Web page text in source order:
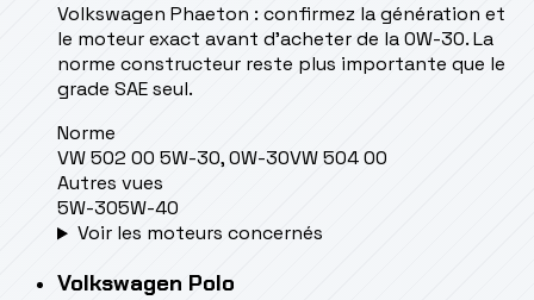
Volkswagen Phaeton : confirmez la génération et
le moteur exact avant d’acheter de la 0W-30. La
norme constructeur reste plus importante que le
grade SAE seul.
Norme
VW 502 00 5W-30, 0W-30VW 504 00
Autres vues
5W-305W-40
Voir les moteurs concernés
Volkswagen Polo